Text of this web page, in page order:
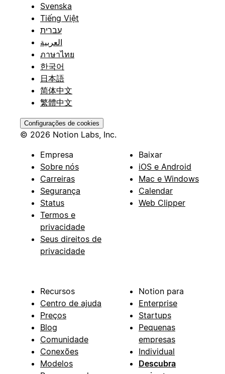
Svenska
Tiếng Việt
עברית
العربية
ภาษาไทย
한국어
日本語
简体中文
繁體中文
Configurações de cookies
© 2026 Notion Labs, Inc.
Empresa
Sobre nós
Carreiras
Segurança
Status
Termos e
privacidade
Seus direitos de
privacidade
Baixar
iOS e Android
Mac e Windows
Calendar
Web Clipper
Recursos
Centro de ajuda
Preços
Blog
Comunidade
Conexões
Modelos
Notion para
Enterprise
Startups
Pequenas
empresas
Individual
Descubra